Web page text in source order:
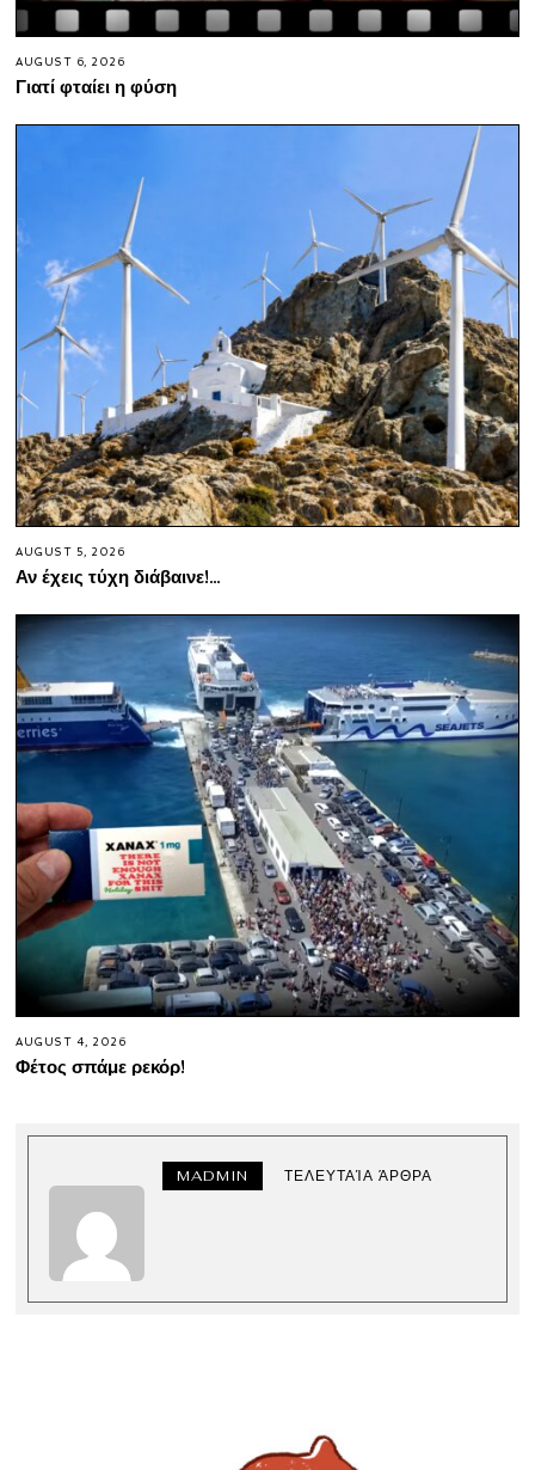
AUGUST 6, 2026
Γιατί φταίει η φύση
AUGUST 5, 2026
Αν έχεις τύχη διάβαινε!…
AUGUST 4, 2026
Φέτος σπάμε ρεκόρ!
MADMIN ΤΕΛΕΥΤΑΊΑ ΆΡΘΡΑ